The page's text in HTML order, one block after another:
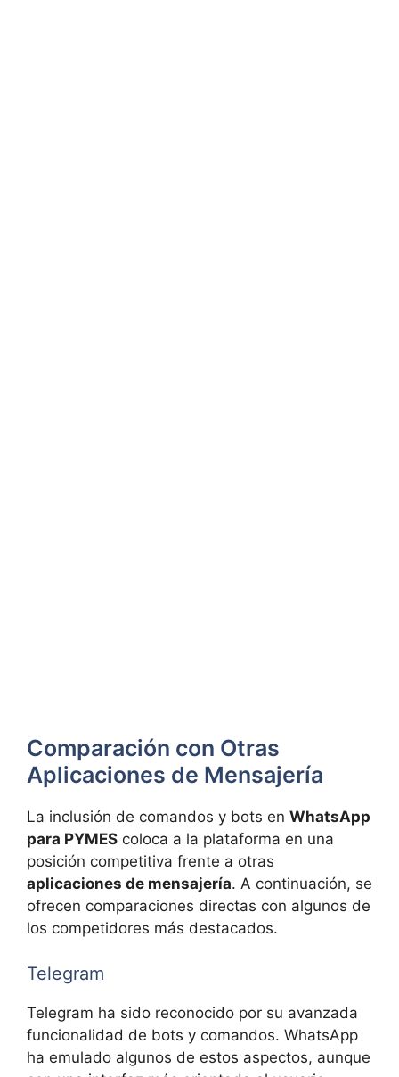
Comparación con Otras
Aplicaciones de Mensajería
La inclusión de comandos y bots en WhatsApp
para PYMES coloca a la plataforma en una
posición competitiva frente a otras
aplicaciones de mensajería. A continuación, se
ofrecen comparaciones directas con algunos de
los competidores más destacados.
Telegram
Telegram ha sido reconocido por su avanzada
funcionalidad de bots y comandos. WhatsApp
ha emulado algunos de estos aspectos, aunque